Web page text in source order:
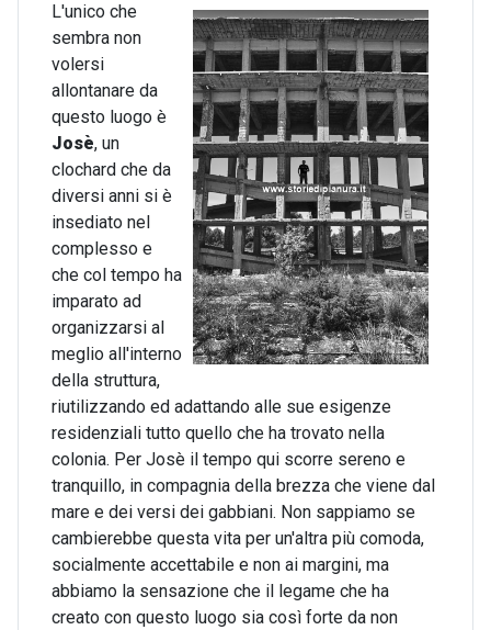
L'unico che
sembra non
volersi
allontanare da
questo luogo è
Josè, un
clochard che da
diversi anni si è
insediato nel
complesso e
che col tempo ha
imparato ad
organizzarsi al
meglio all'interno
della struttura,
riutilizzando ed adattando alle sue esigenze
residenziali tutto quello che ha trovato nella
colonia. Per Josè il tempo qui scorre sereno e
tranquillo, in compagnia della brezza che viene dal
mare e dei versi dei gabbiani. Non sappiamo se
cambierebbe questa vita per un'altra più comoda,
socialmente accettabile e non ai margini, ma
abbiamo la sensazione che il legame che ha
creato con questo luogo sia così forte da non